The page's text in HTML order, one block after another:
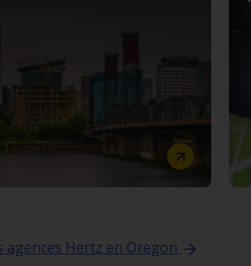
agences Hertz en Oregon